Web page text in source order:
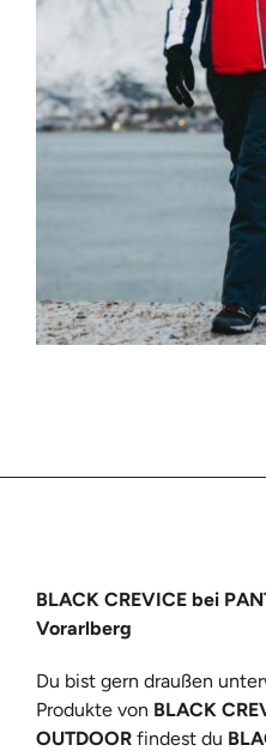
BLACK CREVICEbei
Vorarlberg
Du bist gern draußen
Produkte von BLACK
OUTDOORfindest du